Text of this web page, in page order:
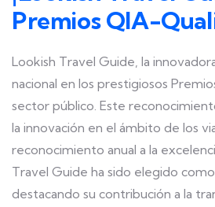
Premios QIA-
Lookish Travel Guide, la
nacional en los prestigiosos
sector público. Este
la innovación en el ámbito de los
reconocimiento anual a la
Travel Guide ha sido elegido
destacando su contribución a la